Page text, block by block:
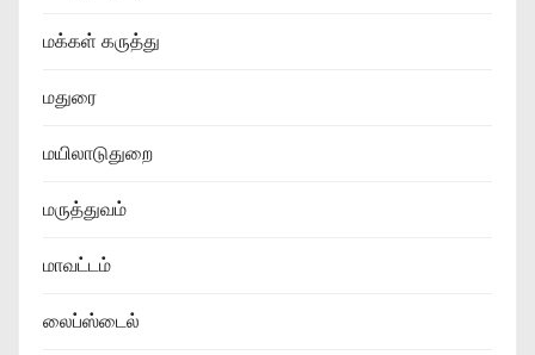
மக்கள் கருத்து
மதுரை
மயிலாடுதுறை
மருத்துவம்
மாவட்டம்
லைப்ஸ்டைல்